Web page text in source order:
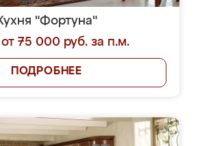
"Фортуна"
75 000 руб. за п.м.
ПОДРОБНЕЕ